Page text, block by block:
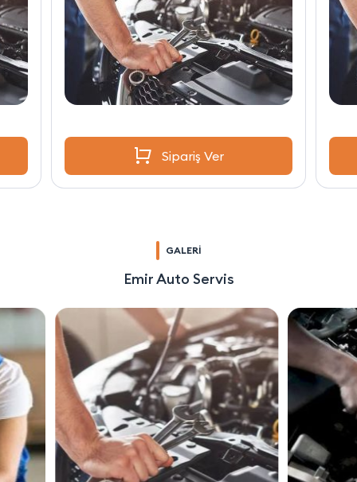
Sipariş Ver
GALERİ
Emir Auto Servis